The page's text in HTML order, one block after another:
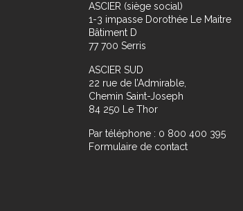
ASCIER (siège social)
1-3 impasse Dorothée Le Maitre
Bâtiment D
77 700 Serris
ASCIER SUD
22 rue de l’Admirable,
Chemin Saint-Joseph
84 250 Le Thor
Par téléphone : 0 800 400 395
Formulaire de contact